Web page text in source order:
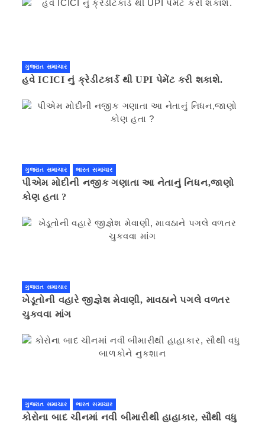
ગુજરાત સમાચાર
હવે ICICI નું ક્રેડીટકાર્ડ થી UPI પેમેંટ કરી શકાશે.
ગુજરાત સમાચાર ભારત સમાચાર
પીએમ મોદીની નજીક ગણાતા આ નેતાનું નિધન,જાણો
કોણ હતા ?
ગુજરાત સમાચાર
ખેડૂતોની વહારે જીજ્ઞેશ મેવાણી, માવઠાને પગલે વળતર
ચુકવવા માંગ
ગુજરાત સમાચાર ભારત સમાચાર
કોરોના બાદ ચીનમાં નવી બીમારીથી હાહાકાર, સૌથી વધુ